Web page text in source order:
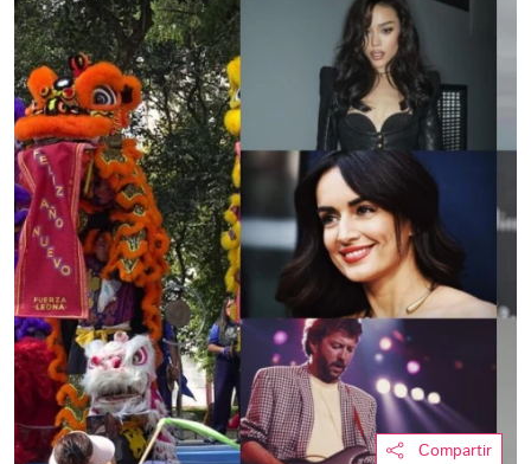
Compartir